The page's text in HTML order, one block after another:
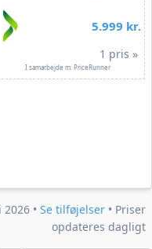
5.999 kr.
1 pris »
I samarbejde m. PriceRunner
• Se tilføjelser • Priser
opdateres dagligt